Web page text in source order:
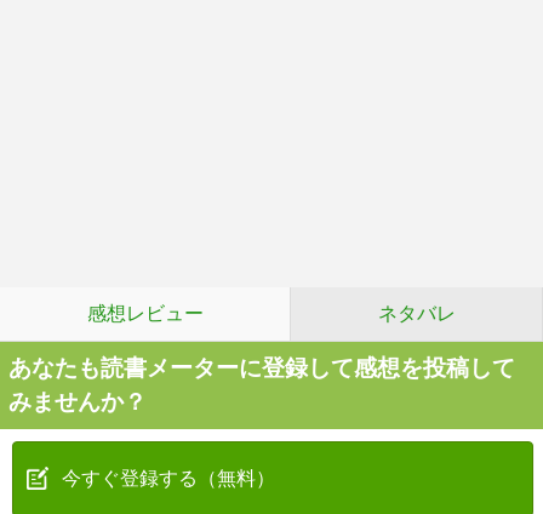
感想レビュー ネタバレ
あなたも読書メーターに登録して感想を投稿して
みませんか？
今すぐ登録する（無料）